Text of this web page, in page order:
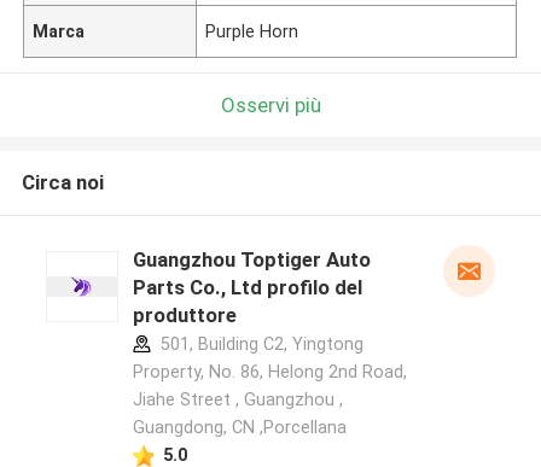
Marca Purple Horn
Osservi più
Circa noi
Guangzhou Toptiger Auto
Parts Co., Ltd profilo del
produttore
501, Building C2, Yingtong
Property, No. 86, Helong 2nd Road,
Jiahe Street , Guangzhou ,
Guangdong, CN ,Porcellana
5.0